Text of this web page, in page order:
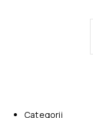
Categorii